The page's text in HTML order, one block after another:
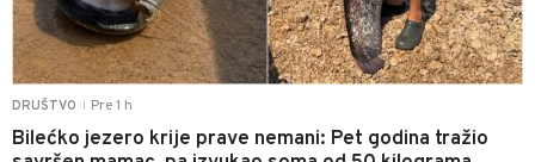
DRUŠTVO Pre 1 h
Bilećko jezero krije prave nemani: Pet godina tražio